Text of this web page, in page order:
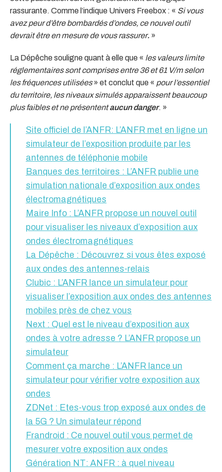
rassurante. Comme l’indique Univers Freebox : « Si vous
avez peur d’être bombardés d’ondes, ce nouvel outil
devrait être en mesure de vous rassurer. »
La Dépêche souligne quant à elle que « les valeurs limite
réglementaires sont comprises entre 36 et 61 V/m selon
les fréquences utilisées» et conclut que « pour l’essentiel
du territoire, les niveaux simulés apparaissent beaucoup
plus faibles et ne présententaucun danger. »
Site officiel de l’ANFR: L’ANFR met en ligne un
simulateur de l’exposition produite par les
antennes de téléphonie mobile
Banques des territoires : L’ANFR publie une
simulation nationale d’exposition aux ondes
électromagnétiques
Maire Info : L’ANFR propose un nouvel outil
pour visualiser les niveaux d’exposition aux
ondes électromagnétiques
La Dépêche : Découvrez si vous êtes exposé
aux ondes des antennes-relais
Clubic : L’ANFR lance un simulateur pour
visualiser l’exposition aux ondes des antennes
mobiles près de chez vous
Next : Quel est le niveau d’exposition aux
ondes à votre adresse ? L’ANFR propose un
simulateur
Comment ça marche : L’ANFR lance un
simulateur pour vérifier votre exposition aux
ondes
ZDNet : Etes-vous trop exposé aux ondes de
la 5G ? Un simulateur répond
Frandroid : Ce nouvel outil vous permet de
mesurer votre exposition aux ondes
Génération NT: ANFR : à quel niveau